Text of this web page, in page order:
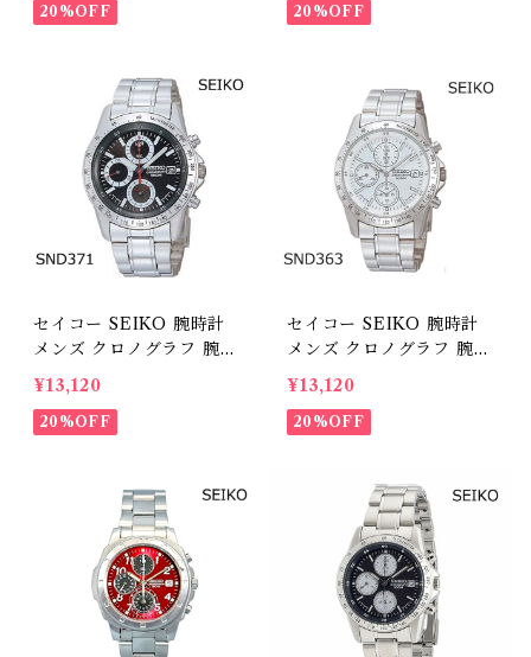
海外モデル
20%OFF
付、100m防水、方位ベゼ
20%OFF
セイコー SEIKO 腕時計
メンズ クロノグラフ 腕時
計 SND371 1/20クロノグ
ラフ タキメーターベゼル
海外モデル
¥13,120
20%OFF
セイコー SEIKO 腕時計
メンズ クロノグラフ 腕時
計 SND363
¥13,120
20%OFF